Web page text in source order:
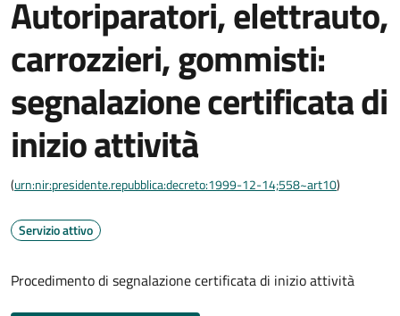
Autoriparatori, elettrauto,
carrozzieri, gommisti:
segnalazione certificata di
inizio attività
(urn:nir:presidente.repubblica:decreto:1999-12-14;558~art10)
Servizio attivo
Procedimento di segnalazione certificata di inizio attività